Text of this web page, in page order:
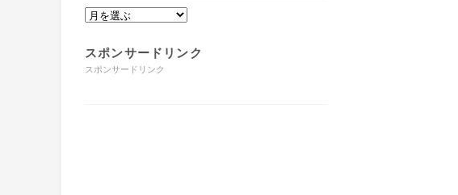
スポンサードリンク
スポンサードリンク